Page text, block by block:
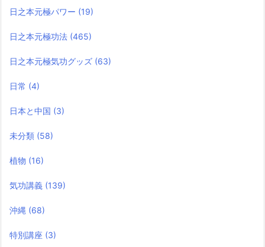
日之本元極パワー (19)
日之本元極功法 (465)
日之本元極気功グッズ (63)
日常 (4)
日本と中国 (3)
未分類 (58)
植物 (16)
気功講義 (139)
沖縄 (68)
特別講座 (3)